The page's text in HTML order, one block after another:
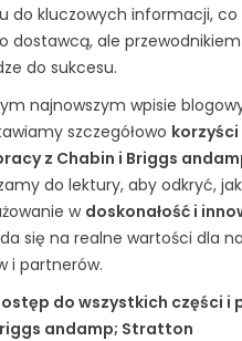
do kluczowych informacji, co
dostawcą, ale
do sukcesu.
najnowszym wpisie
szczegółowo korzyści
z Chabin i Briggs
do lektury, aby odkryć,
wdoskonałość i
się na realne wartości dla
i partnerów.
do wszystkich części i
andamp; Stratton